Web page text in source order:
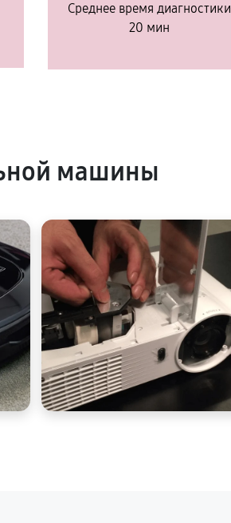
Среднее время диагностики
20 мин
машины